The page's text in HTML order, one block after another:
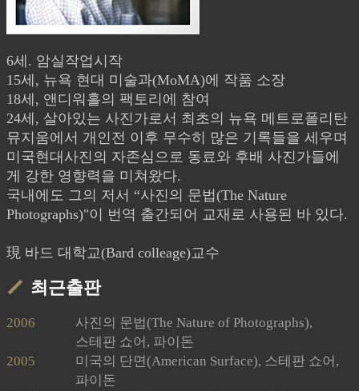
6세. 암실작업시작
15세, 뉴욕 현대 미술과(MoMA)에 작품 소장
18세, 앤디워홀의 팩토리에 참여
24세, 살아있는 사진가로서 최초의 뉴욕 메트로폴리탄
뮤지움에서 개인전 이후 무수히 많은 기록들을 세우며
미국현대사진의 자존심으로 동료와 후배 사진가들에
게 강한 영향력을 미쳐왔다.
국내에도 그의 저서 “사진의 문법(The Nature
Photographs)"이 번역 출간되어 교재로 사용된 바 있다.
現 바드 대학교(Bard colleage)교수
최근출판
2006
사진의 문법(The Nature of Photographs),
스테판 쇼어, 파이돈
2005
미국의 단면(American Surface), 스테판 쇼어,
파이돈